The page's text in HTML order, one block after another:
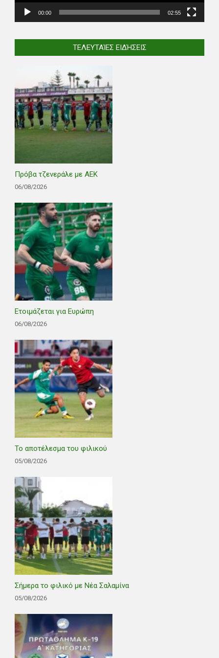
00:00 02:55
ΤΕΛΕΥΤΑΊΕΣ ΕΙΔΉΣΕΙΣ
Πρόβα τζενεράλε με ΑΕΚ
06/08/2026
Ετοιμάζεται για Ευρώπη
06/08/2026
Το αποτέλεσμα του φιλικού
05/08/2026
Σήμερα το φιλικό με Νέα Σαλαμίνα
05/08/2026